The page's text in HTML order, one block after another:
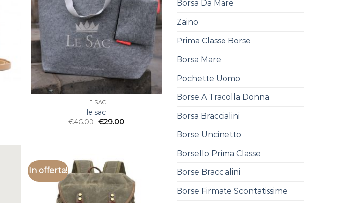
LE SAC
le sac
€46.00 €29.00
In offerta!
Borsa Da Mare
Zaino
Prima Classe Borse
Borsa Mare
Pochette Uomo
Borse A Tracolla Donna
Borsa Braccialini
Borse Uncinetto
Borsello Prima Classe
Borse Braccialini
Borse Firmate Scontatissime